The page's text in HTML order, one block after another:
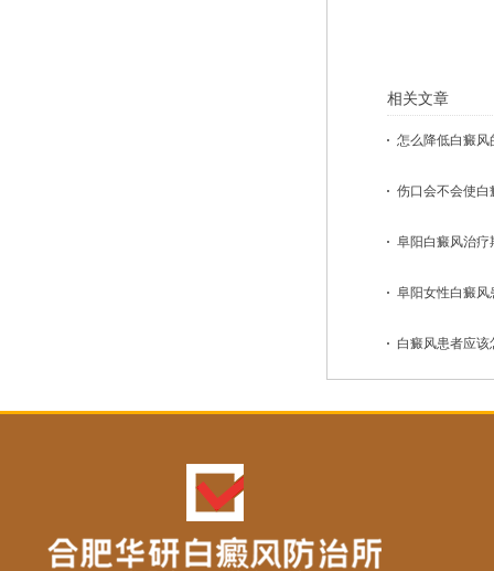
相关文章
怎么降低白癜风
伤口会不会使白
阜阳白癜风治疗
阜阳女性白癜风
白癜风患者应该